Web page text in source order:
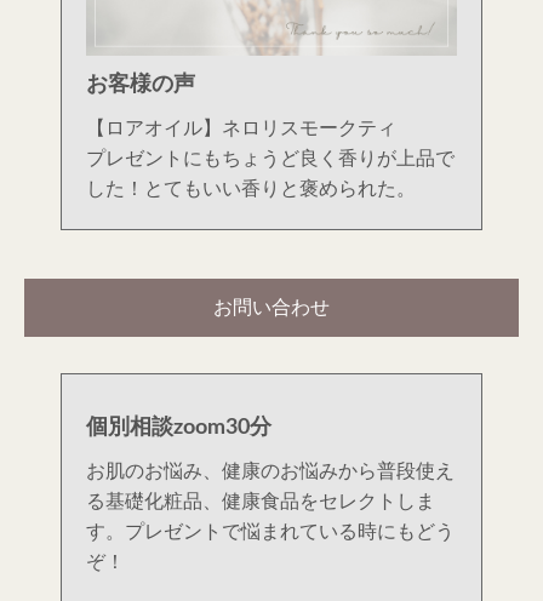
お客様の声
【ロアオイル】ネロリスモークティ
プレゼントにもちょうど良く香りが上品で
した！とてもいい香りと褒められた。
お問い合わせ
個別相談zoom30分
お肌のお悩み、健康のお悩みから普段使え
る基礎化粧品、健康食品をセレクトしま
す。プレゼントで悩まれている時にもどう
ぞ！